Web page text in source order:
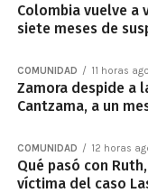
Colombia vuelve a
siete meses de
COMUNIDAD 11 horas ago
Zamora despide a
Cantzama, a un
COMUNIDAD 12 horas
Qué pasó con
víctima del caso